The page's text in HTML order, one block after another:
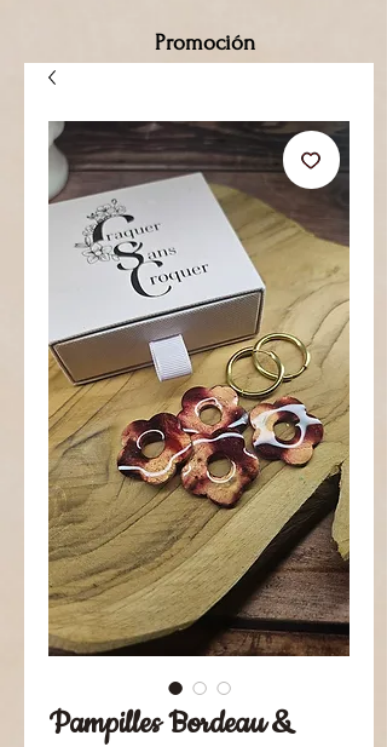
Promoción
Pampilles Bordeau &